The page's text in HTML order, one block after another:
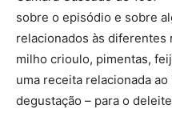
sobre o episódio e sobre
relacionados às diferentes
milho crioulo, pimentas,
uma receita relacionada
degustação – para o